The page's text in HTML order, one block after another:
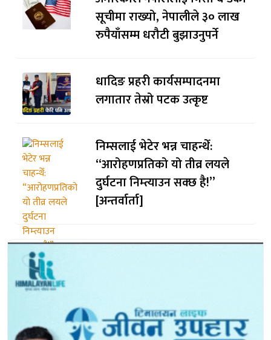
सूचीमा राख्यो, नेपालीले ३० लाख
रुपैयाँसम्म धरौटी बुझाउनुपर्ने
धादिङ प्रहरी कार्यसम्पादनमा
लगातार तेस्रो पटक उत्कृष्ट
निम्सलाई भेटेर भन्न चाहन्थेँ:
“आरोहणप्रतिको यो तीव्र लयले
दुर्घटना निम्त्याउन सक्छ है!”
[अन्तर्वार्ता]